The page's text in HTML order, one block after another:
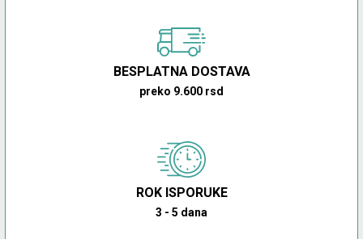
BESPLATNA DOSTAVA
preko 9.600 rsd
ROK ISPORUKE
3 - 5 dana